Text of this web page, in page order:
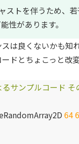
ストを伴うため、
性があります。
は良くないかも知
ドとちょこっと改
サンプルコード
64